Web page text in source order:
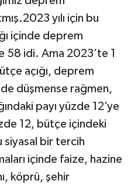
yılı için bu
içinde deprem
58 idi. Ama 2023’te 1
açığı, deprem
düşmense rağmen,
payı yüzde 12’ye
12, bütçe içindeki
siyasal bir tercih
içinde faize, hazine
köprü, şehir